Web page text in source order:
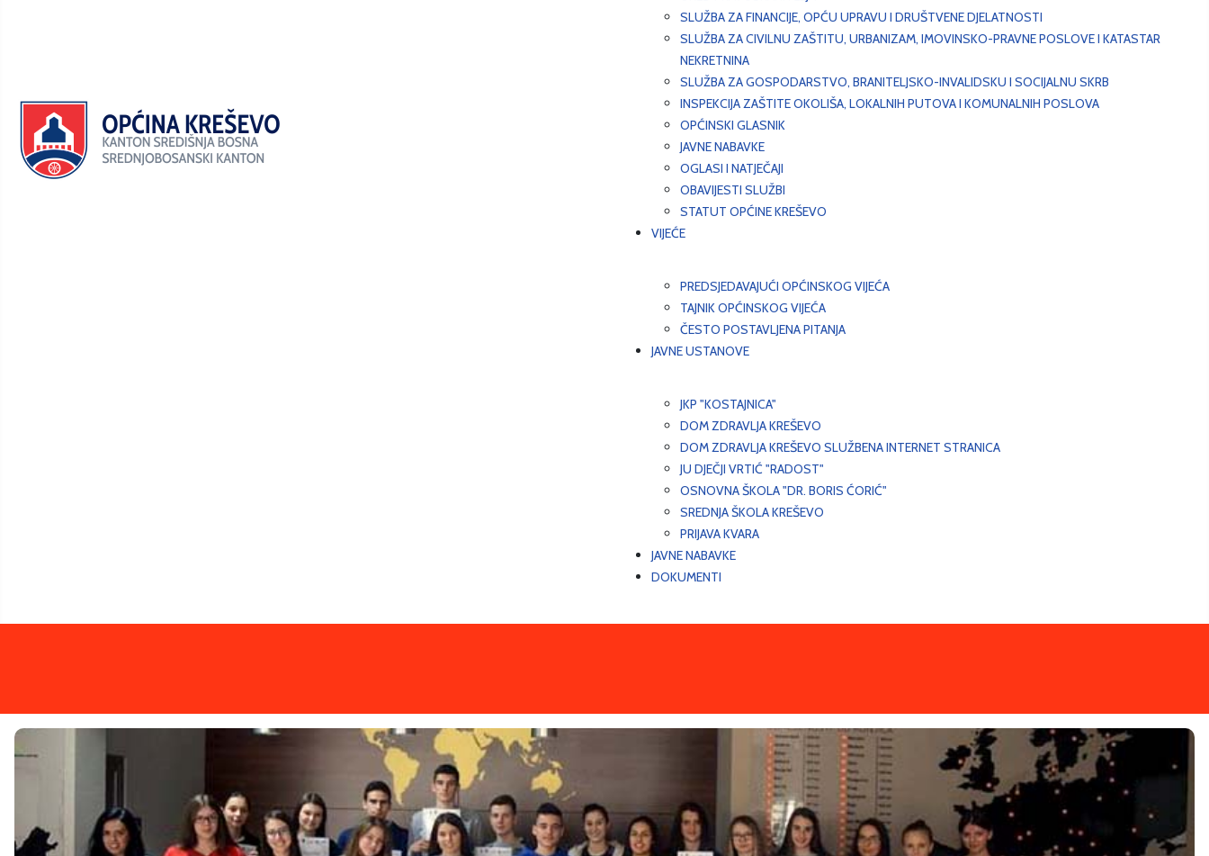
SLUŽBA ZA FINANCIJE, OPĆU UPRAVU I DRUŠTVENE DJELATNOSTI
SLUŽBA ZA CIVILNU ZAŠTITU, URBANIZAM, IMOVINSKO-PRAVNE POSLOVE I KATASTAR
NEKRETNINA
SLUŽBA ZA GOSPODARSTVO, BRANITELJSKO-INVALIDSKU I SOCIJALNU SKRB
INSPEKCIJA ZAŠTITE OKOLIŠA, LOKALNIH PUTOVA I KOMUNALNIH POSLOVA
OPĆINSKI GLASNIK
JAVNE NABAVKE
OGLASI I NATJEČAJI
OBAVIJESTI SLUŽBI
STATUT OPĆINE KREŠEVO
VIJEĆE
PREDSJEDAVAJUĆI OPĆINSKOG VIJEĆA
TAJNIK OPĆINSKOG VIJEĆA
ČESTO POSTAVLJENA PITANJA
JAVNE USTANOVE
JKP "KOSTAJNICA"
DOM ZDRAVLJA KREŠEVO
DOM ZDRAVLJA KREŠEVO SLUŽBENA INTERNET STRANICA
JU DJEČJI VRTIĆ "RADOST"
OSNOVNA ŠKOLA "DR. BORIS ĆORIĆ"
SREDNJA ŠKOLA KREŠEVO
PRIJAVA KVARA
JAVNE NABAVKE
DOKUMENTI